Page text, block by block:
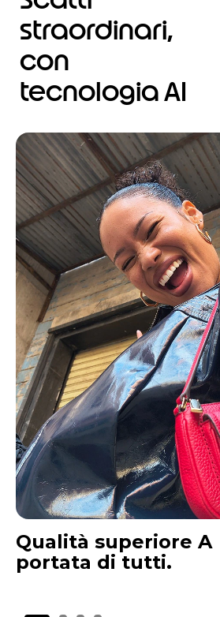
straordinari,
con
tecnologia AI
Qualità superiore A
portata di tutti.